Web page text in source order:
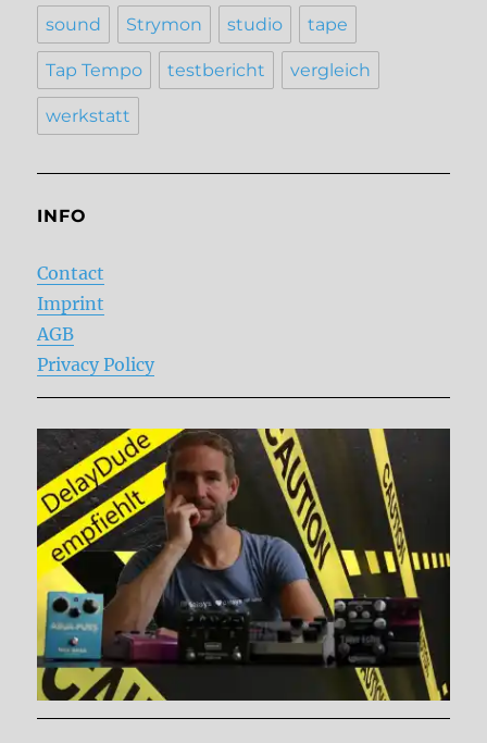
sound Strymon studio tape
Tap Tempo testbericht vergleich
werkstatt
INFO
Contact
Imprint
AGB
Privacy Policy